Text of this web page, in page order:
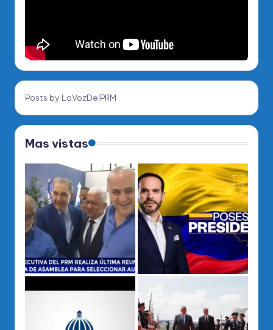
Posts by LaVozDelPRM
Mas vistas